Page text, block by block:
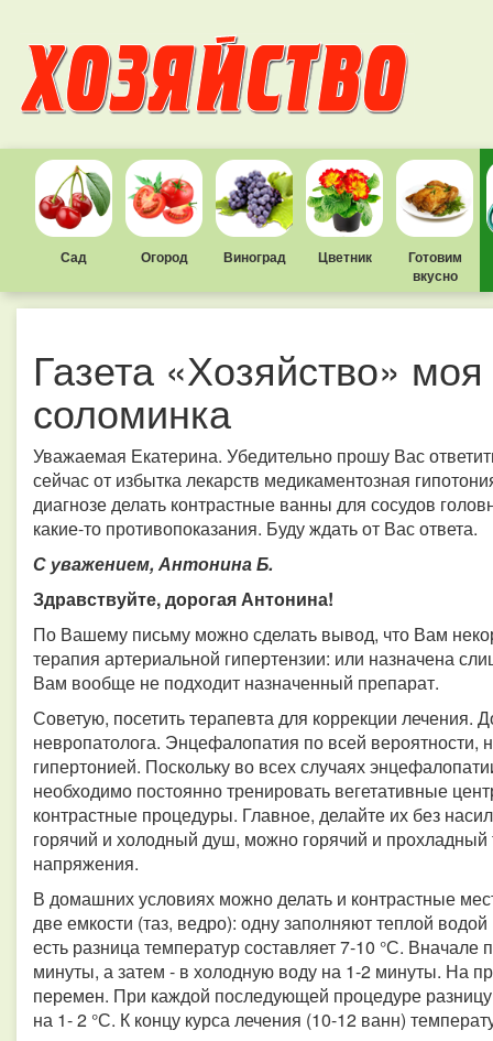
Сад Огород Виноград Цветник
Готовим
вкусно
Газета «Хозяйство»
соломинка
Уважаемая Екатерина. Убедительно прошу Вас
сейчас от избытка лекарств медикаментозная
диагнозе делать контрастные ванны для сосудов
какие-то противопоказания. Буду ждать от Вас ответа.
С уважением, Антонина Б.
Здравствуйте, дорогая Антонина!
По Вашему письму можно сделать вывод, что Вам
терапия артериальной гипертензии: или назначена
Вам вообще не подходит назначенный препарат.
Советую, посетить терапевта для коррекции лечения.
невропатолога. Энцефалопатия по всей
гипертонией. Поскольку во всех случаях
необходимо постоянно тренировать вегетативные
контрастные процедуры. Главное, делайте их без
горячий и холодный душ, можно горячий и
напряжения.
В домашних условиях можно делать и контрастные
две емкости (таз, ведро): одну заполняют теплой
есть разница температур составляет 7-10 °С.
минуты, а затем - в холодную воду на 1-2 минуты. На
перемен. При каждой последующей процедуре
на 1- 2 °С. К концу курса лечения (10-12 ванн)